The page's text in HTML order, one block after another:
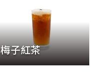
梅子紅茶